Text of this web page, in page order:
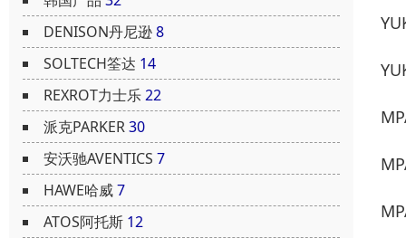
DENISON丹尼逊8
SOLTECH筌达 14
REXROT力士乐22
派克PARKER30
安沃驰AVENTICS 7
HAWE哈威7
ATOS阿托斯 12